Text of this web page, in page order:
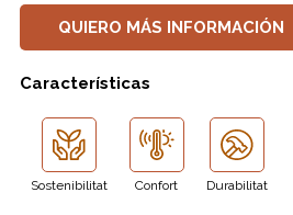
QUIERO MÁS INFORMACIÓN
Características
Sostenibilitat Confort Durabilitat